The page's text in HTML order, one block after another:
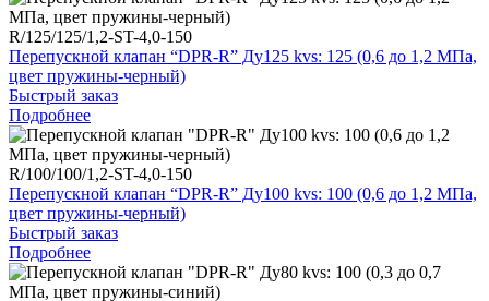
R/125/125/1,2-ST-4,0-150
Перепускной клапан “DPR-R” Ду125 kvs: 125 (0,6 до 1,2 МПа,
цвет пружины-черный)
Быстрый заказ
Подробнее
R/100/100/1,2-ST-4,0-150
Перепускной клапан “DPR-R” Ду100 kvs: 100 (0,6 до 1,2 МПа,
цвет пружины-черный)
Быстрый заказ
Подробнее